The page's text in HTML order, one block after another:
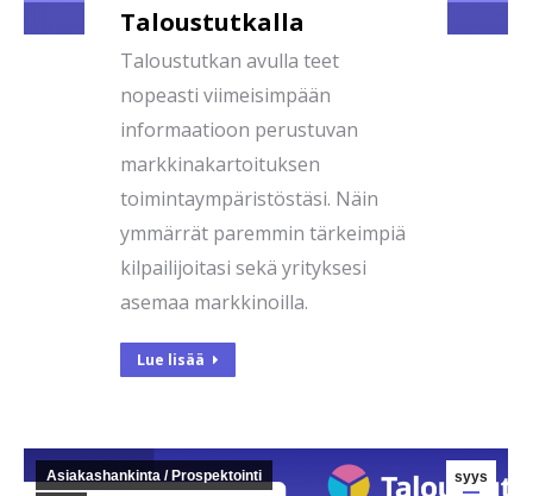
Taloustutkalla
Taloustutkan avulla teet
nopeasti viimeisimpään
informaatioon perustuvan
markkinakartoituksen
toimintaympäristöstäsi. Näin
ymmärrät paremmin tärkeimpiä
kilpailijoitasi sekä yrityksesi
asemaa markkinoilla.
Lue lisää
syys
Asiakashankinta / Prospektointi